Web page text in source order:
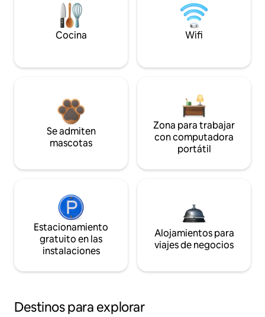
Cocina Wifi
Se admiten
mascotas
Zona para trabajar
con computadora
portátil
Estacionamiento
gratuito en las
instalaciones
Alojamientos para
viajes de negocios
Destinos para explorar